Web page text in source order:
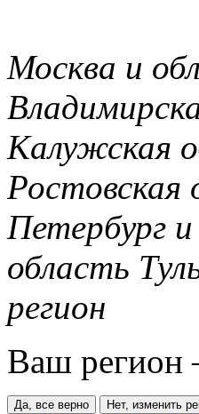
Москва и
Калужская
Ростовская
Петербург
область
регион
Ваш
Да, все верно Нет, изменить